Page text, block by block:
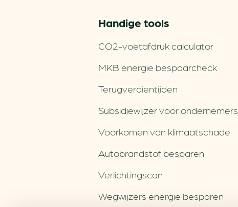
Handige tools
CO2-voetafdruk calculator
MKB energie bespaarcheck
Terugverdien­tijden
Subsidiewijzer voor ondernemers
Voorkomen van klimaatschade
Autobrandstof besparen
Verlichtingscan
Wegwijzers energie besparen